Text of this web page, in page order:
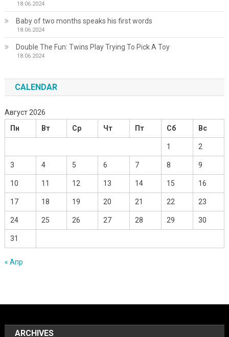
18.06.2024
Baby of two months speaks his first words
18.06.2024
Double The Fun: Twins Play Trying To Pick A Toy
18.06.2024
CALENDAR
Август 2026
Пн
Вт Ср Чт Пт Сб Вс
1 2
3 4 5 6 7 8 9
10 11 12 13 14 15 16
17 18 19 20 21 22 23
24 25 26 27 28 29 30
31
« Апр
ARCHIVES